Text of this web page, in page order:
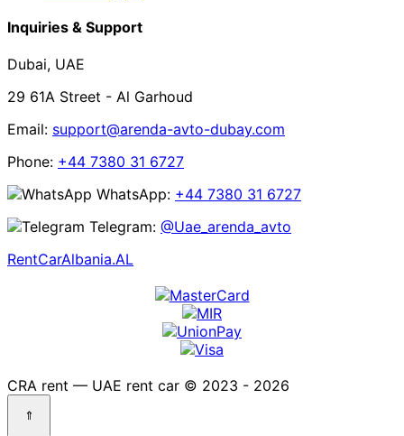
Inquiries & Support
Dubai, UAE
29 61A Street - Al Garhoud
Email: support@arenda-avto-dubay.com
Phone: +44 7380 31 6727
WhatsApp: +44 7380 31 6727
Telegram: @Uae_arenda_avto
RentCarAlbania.AL
CRA rent — UAE rent car © 2023 - 2026